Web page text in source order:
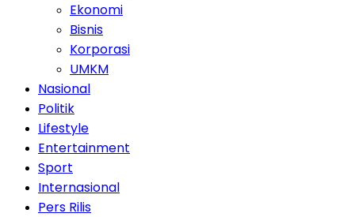
Ekonomi
Bisnis
Korporasi
UMKM
Nasional
Politik
Lifestyle
Entertainment
Sport
Internasional
Pers Rilis